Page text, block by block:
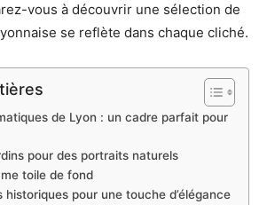
vous à découvrir une sélection de
se reflète dans chaque cliché.
de Lyon : un cadre parfait pour
pour des portraits naturels
toile de fond
historiques pour une touche d’élégance